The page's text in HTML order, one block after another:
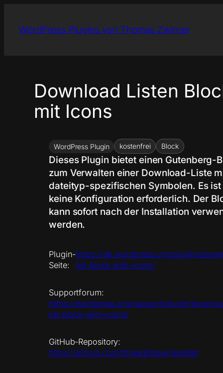
springen
WordPress Plugins von Thomas Zwirner
Download Listen
mit Icons
WordPress Plugin kostenfrei Block
Dieses Plugin bietet einen Gutenberg-
zum Verwalten einer Download-Liste
dateityp-spezifischen Symbolen. Es ist
keine Konfiguration erforderlich. Der
kann sofort nach der Installation
werden.
Plugin-
Seite:
https://de.wordpress.org/plugins/
list-block-with-icons/
Supportforum:
https://wordpress.org/support/plugin/
list-block-with-icons/
GitHub-Repository:
https://github.com/threadi/downloadlist